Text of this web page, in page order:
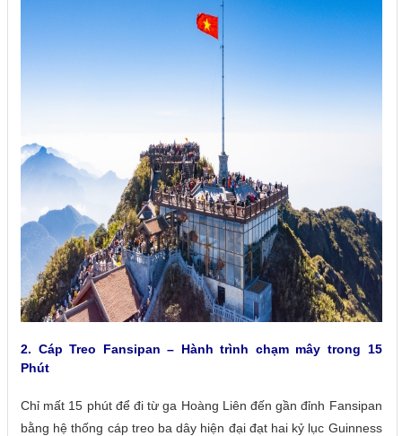
2. Cáp Treo Fansipan – Hành trình chạm mây trong 15
Phút
Chỉ mất 15 phút để đi từ ga Hoàng Liên đến gần đỉnh Fansipan
bằng hệ thống cáp treo ba dây hiện đại đạt hai kỷ lục Guinness